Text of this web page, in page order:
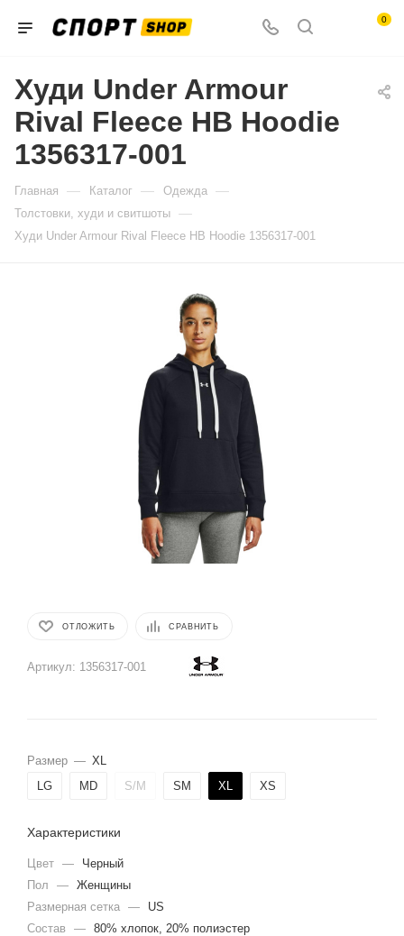
0
Худи Under Armour
Rival Fleece HB Hoodie
1356317-001
Главная — Каталог — Одежда —
Толстовки, худи и свитшоты —
Худи Under Armour Rival Fleece HB Hoodie 1356317-001
ОТЛОЖИТЬ СРАВНИТЬ
Артикул: 1356317-001
Размер — XL
LG
MD S/M SM XL XS
Характеристики
Цвет —
Черный
Пол
— Женщины
Размерная сетка —
US
Состав
— 80% хлопок, 20% полиэстер